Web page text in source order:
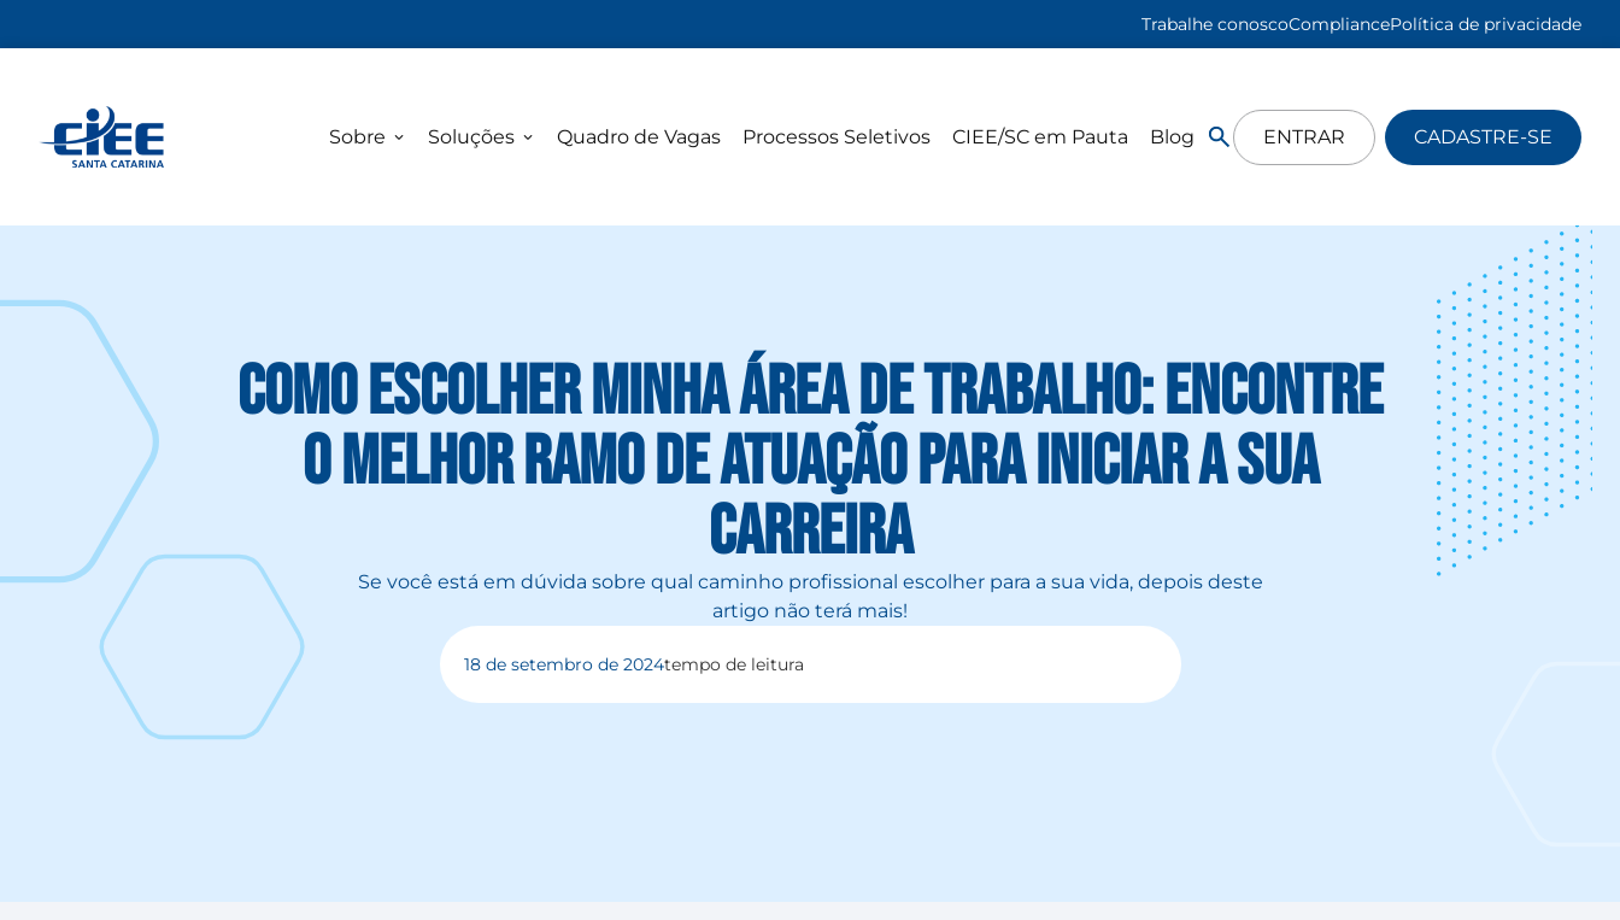
Trabalhe conoscoCompliancePolítica de privacidade
Sobre Soluções Quadro de Vagas Processos Seletivos CIEE/SC em Pauta Blog ENTRAR CADASTRE-SE
Como escolher minha área de trabalho: encontre
o melhor ramo de atuação para iniciar a sua
carreira
Se você está em dúvida sobre qual caminho profissional escolher para a sua vida, depois deste
artigo não terá mais!
18 de setembro de 2024tempo de leitura